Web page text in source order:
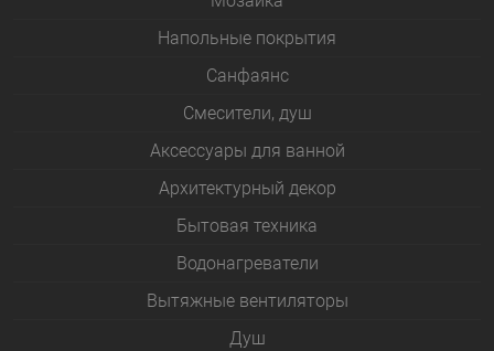
Напольные покрытия
Санфаянс
Смесители, душ
Аксессуары для ванной
Архитектурный декор
Бытовая техника
Водонагреватели
Вытяжные вентиляторы
Душ